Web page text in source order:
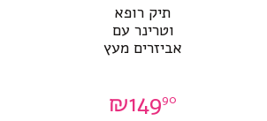
תיק רופא
וטרינר עם
אביזרים מעץ
₪14990